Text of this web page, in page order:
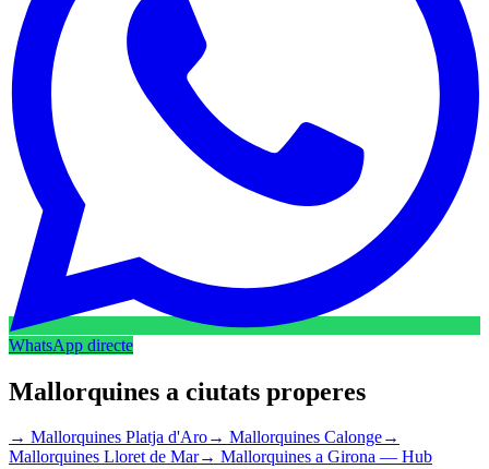
WhatsApp directe
Mallorquines a ciutats properes
→ Mallorquines Platja d'Aro→ Mallorquines Calonge→
Mallorquines Lloret de Mar→ Mallorquines a Girona — Hub